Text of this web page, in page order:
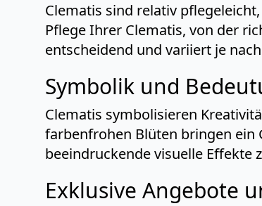
Clematis sind relativ
Pflege Ihrer Clematis, von der
entscheidend und variiert je
Symbolik und
Clematis symbolisieren
farbenfrohen Blüten bringen ein
beeindruckende visuelle Effekte
Exklusive Angebote